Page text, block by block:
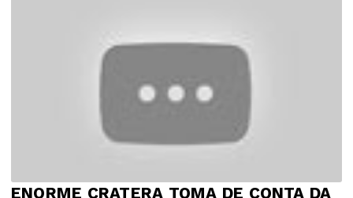
ENORME CRATERA TOMA DE CONTA DA